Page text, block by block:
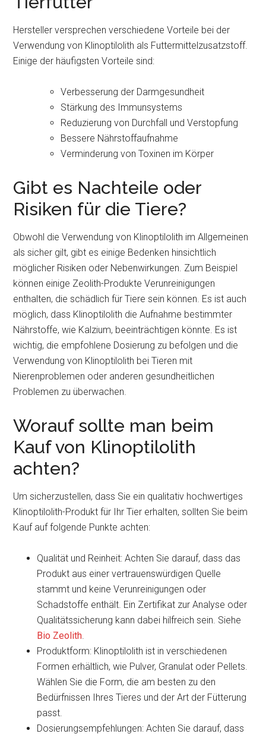
Hersteller versprechen verschiedene Vorteile bei der
Verwendung von Klinoptilolith als Futtermittelzusatzstoff.
Einige der häufigsten Vorteile sind:
Verbesserung der Darmgesundheit
Stärkung des Immunsystems
Reduzierung von Durchfall und Verstopfung
Bessere Nährstoffaufnahme
Verminderung von Toxinen im Körper
Gibt es Nachteile oder
Risiken für die Tiere?
Obwohl die Verwendung von Klinoptilolith im Allgemeinen
als sicher gilt, gibt es einige Bedenken hinsichtlich
möglicher Risiken oder Nebenwirkungen. Zum Beispiel
können einige Zeolith-Produkte Verunreinigungen
enthalten, die schädlich für Tiere sein können. Es ist auch
möglich, dass Klinoptilolith die Aufnahme bestimmter
Nährstoffe, wie Kalzium, beeinträchtigen könnte. Es ist
wichtig, die empfohlene Dosierung zu befolgen und die
Verwendung von Klinoptilolith bei Tieren mit
Nierenproblemen oder anderen gesundheitlichen
Problemen zu überwachen.
Worauf sollte man beim
Kauf von Klinoptilolith
achten?
Um sicherzustellen, dass Sie ein qualitativ hochwertiges
Klinoptilolith-Produkt für Ihr Tier erhalten, sollten Sie beim
Kauf auf folgende Punkte achten:
Qualität und Reinheit: Achten Sie darauf, dass das
Produkt aus einer vertrauenswürdigen Quelle
stammt und keine Verunreinigungen oder
Schadstoffe enthält. Ein Zertifikat zur Analyse oder
Qualitätssicherung kann dabei hilfreich sein. Siehe
Bio Zeolith.
Produktform: Klinoptilolith ist in verschiedenen
Formen erhältlich, wie Pulver, Granulat oder Pellets.
Wählen Sie die Form, die am besten zu den
Bedürfnissen Ihres Tieres und der Art der Fütterung
passt.
Dosierungsempfehlungen: Achten Sie darauf, dass